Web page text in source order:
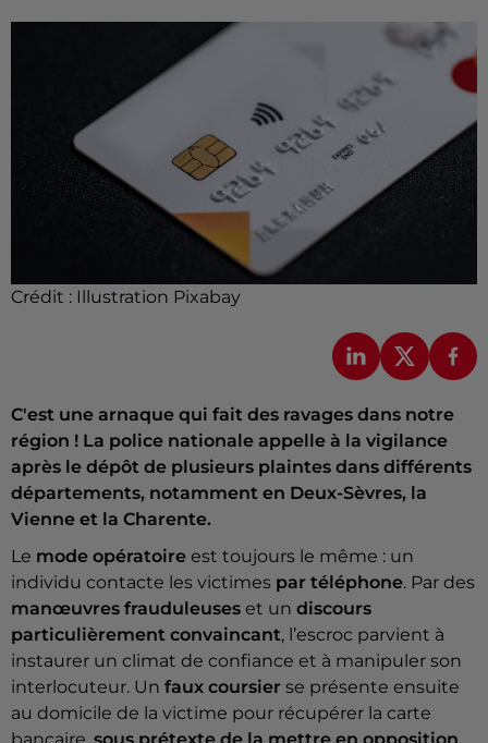
Crédit : Illustration Pixabay
C'est une arnaque qui fait des ravages dans notre
région ! La police nationale appelle à la vigilance
après le dépôt de plusieurs plaintes dans différents
départements, notamment en Deux-Sèvres, la
Vienne et la Charente.
Le mode opératoire est toujours le même : un
individu contacte les victimes par téléphone. Par des
manœuvres frauduleuses et un discours
particulièrement convaincant, l’escroc parvient à
instaurer un climat de confiance et à manipuler son
interlocuteur. Un faux coursier se présente ensuite
au domicile de la victime pour récupérer la carte